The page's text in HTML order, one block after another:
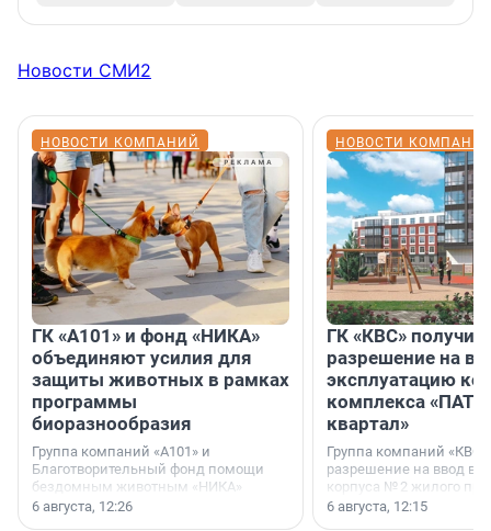
Новости СМИ2
НОВОСТИ КОМПАНИЙ
ГК «А101» и фонд «НИКА»
объединяют усилия для
защиты животных в рамках
программы
биоразнообразия
Группа компаний «А101» и
Благотворительный фонд помощи
бездомным животным «НИКА»
заключили соглашение о
6 августа, 12:26
НОВОСТИ
ГК «КВС»
разрешение на
эксплуатацию
комплекса
квартал»
Группа компаний
разрешение на ввод в
корпуса № 2 жилого
Уютный квартал»,
6 августа, 12:15